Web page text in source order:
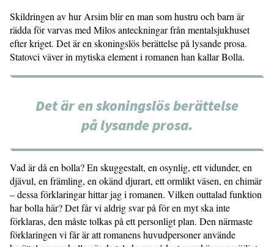
Skildringen av hur Arsim blir en man som hustru och barn är
rädda för varvas med Milos anteckningar från mentalsjukhuset
efter kriget. Det är en skoningslös berättelse på lysande prosa.
Statovci väver in mytiska element i romanen han kallar Bolla.
Det är en skoningslös berättelse
på lysande prosa.
Vad är då en bolla? En skuggestalt, en osynlig, ett vidunder, en
djävul, en främling, en okänd djurart, ett ormlikt väsen, en chimär
– dessa förklaringar hittar jag i romanen. Vilken outtalad funktion
har bolla här? Det får vi aldrig svar på för en myt ska inte
förklaras, den måste tolkas på ett personligt plan. Den närmaste
förklaringen vi får är att romanens huvudpersoner använde